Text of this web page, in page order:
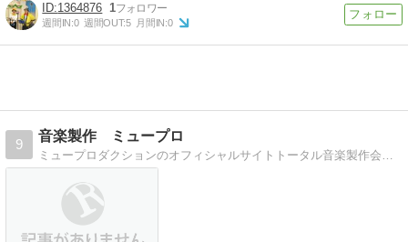
1364876 1
週間IN:0 週間OUT:5 月間IN:0
9
音楽製作 ミュープロ
ミュープロダクションのオフィシャルサイトトータル音楽製作会社“ミュープロダクション”のオフィシャルサイトです！